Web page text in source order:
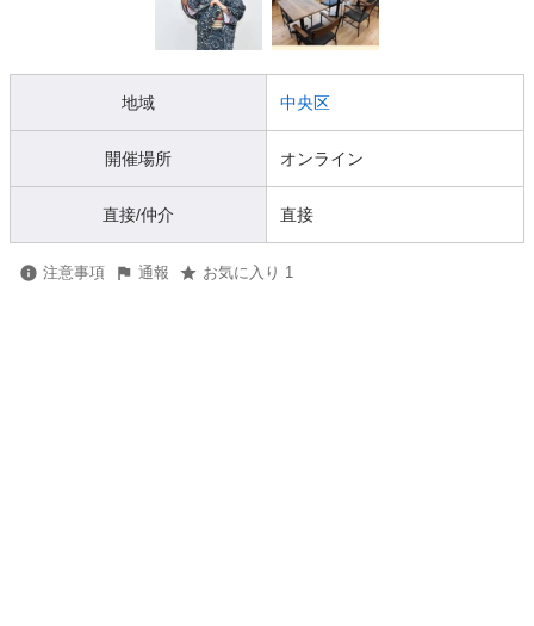
地域 中央区
開催場所 オンライン
直接/仲介 直接
注意事項 通報 お気に入り 1